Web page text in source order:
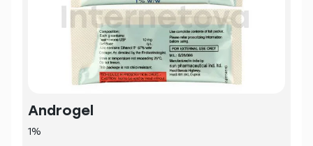
Androgel
1%